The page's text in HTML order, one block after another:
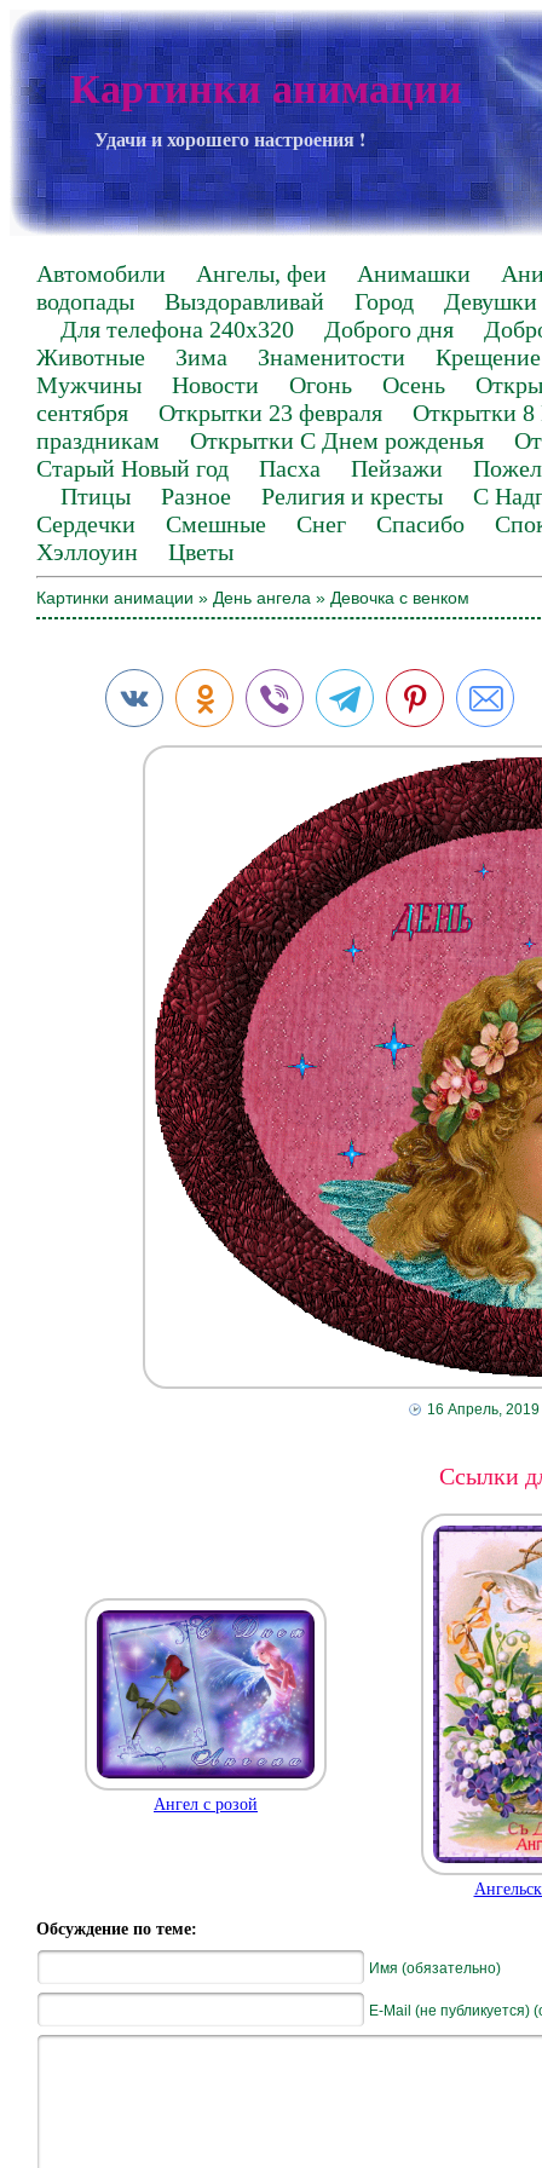
Картинки анимации
Удачи и хорошего настроения !
Автомобили Ангелы, феи Анимашки
водопады
Выздоравливай Город
Девушки
Для телефона 240х320
Доброго дня
Животные
Зима Знаменитости
Крещение
Мужчины
Новости Огонь Осень
сентября
Открытки 23 февраля
Открытки 8
праздникам
Открытки С Днем рожденья
Старый Новый год
Пасха Пейзажи
Птицы
Разное Религия и кресты
С
Сердечки
Смешные Снег Спасибо
Хэллоуин
Цветы
Картинки анимации » День ангела » Девочка с венком
16 Апрель, 2019
Ссылки
Ангел с розой
Обсуждение по теме:
Имя (обязательно)
E-Mail (не публикуется)